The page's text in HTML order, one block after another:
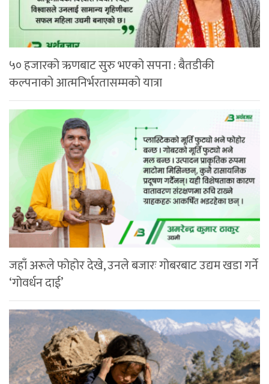
५० हजारको ऋणबाट सुरु भएको सपना : बैतडीकी
कल्पनाको आत्मनिर्भरतासम्मको यात्रा
जहाँ अरूले फोहोर देखे, उनले बजारः गोबरबाट उद्यम खडा गर्ने
‘गोवर्धन दाई’